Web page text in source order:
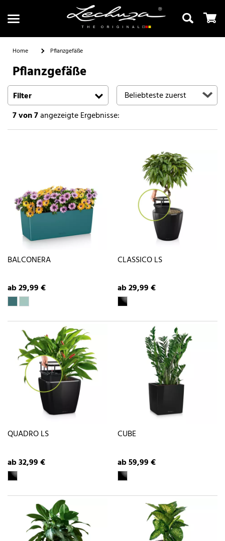
Suchen
Home Pflanzgefäße
Pflanzgefäße
Filter
7von 7angezeigte Ergebnisse:
BALCONERA
ab 29,99 €
CLASSICO LS
ab 29,99 €
QUADRO LS
ab 32,99 €
CUBE
ab 59,99 €